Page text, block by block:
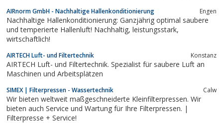
Tradition, als zuverlässigen Partner in der industriellen
Veredelung von...
AIRnorm GmbH - Nachhaltige Hallenkonditionierung Engen
Nachhaltige Hallenkonditionierung: Ganzjährig optimal saubere
und temperierte Hallenluft! Nachhaltig, leistungsstark,
wirtschaftlich!
AIRTECH Luft- und Filtertechnik Konstanz
AIRTECH Luft- und Filtertechnik. Spezialist für saubere Luft an
Maschinen und Arbeitsplätzen
SIMEX | Filterpressen - Wassertechnik Calw
Wir bieten weltweit maßgeschneiderte Kleinfilterpressen. Wir
bieten auch Service und Wartung für Ihre Filterpressen. |
Filterpresse + Service!